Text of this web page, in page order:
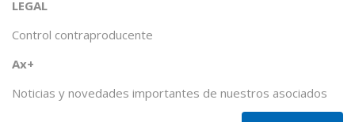
LEGAL
Control contraproducente
Ax+
Noticias y novedades importantes de nuestros asociados